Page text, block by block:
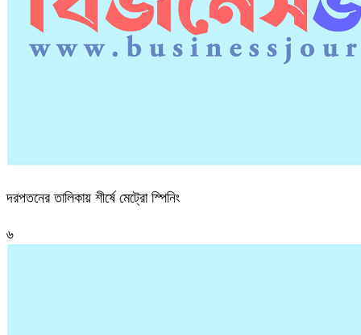
দরপতনের তালিকায় শীর্ষে মেট্রো স্পিনিং
৬